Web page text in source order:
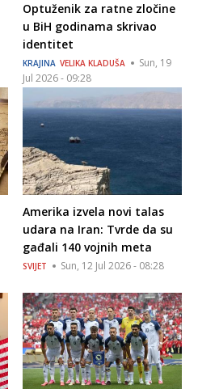
Optuženik za ratne zločine
u BiH godinama skrivao
identitet
KRAJINA VELIKA KLADUŠA
Sun, 19
Jul 2026 - 09:28
Amerika izvela novi talas
udara na Iran: Tvrde da su
gađali 140 vojnih meta
SVIJET Sun, 12 Jul 2026 - 08:28